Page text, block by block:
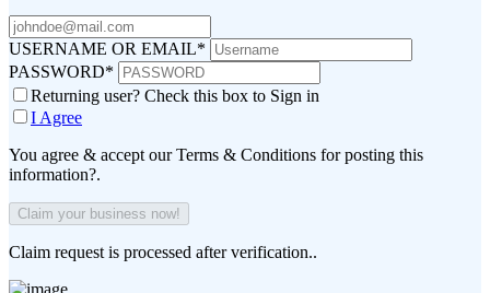
USERNAME OR EMAIL*
PASSWORD*
Returning user? Check this box to Sign in
I Agree
You agree & accept our Terms & Conditions for posting this
information?.
Claim request is processed after verification..